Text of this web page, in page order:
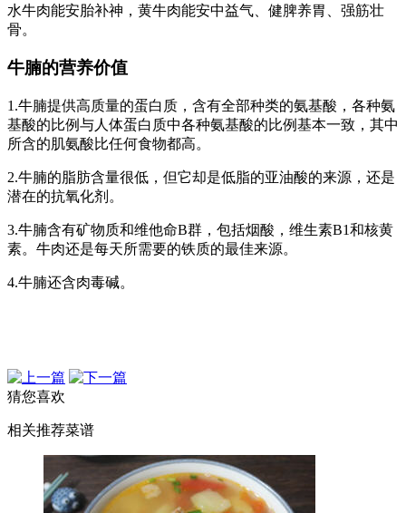
水牛肉能安胎补神，黄牛肉能安中益气、健脾养胃、强筋壮
骨。
牛腩的营养价值
1.牛腩提供高质量的蛋白质，含有全部种类的氨基酸，各种氨
基酸的比例与人体蛋白质中各种氨基酸的比例基本一致，其中
所含的肌氨酸比任何食物都高。
2.牛腩的脂肪含量很低，但它却是低脂的亚油酸的来源，还是
潜在的抗氧化剂。
3.牛腩含有矿物质和维他命B群，包括烟酸，维生素B1和核黄
素。牛肉还是每天所需要的铁质的最佳来源。
4.牛腩还含肉毒碱。
猜您喜欢
相关推荐菜谱